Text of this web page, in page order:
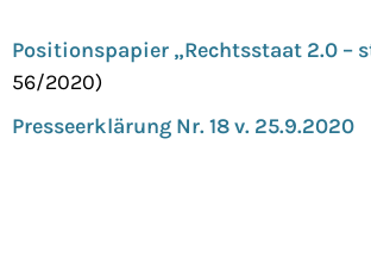
Positionspapier „Rechtsstaat 2.0 –
56/2020)
Presseerklärung Nr. 18 v. 25.9.2020